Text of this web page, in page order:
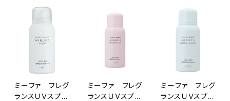
ミーファ フレグ
ランスＵＶスプレ
ミーファ フレグ
ランスＵＶスプレ
ミーファ フレグ
ランスＵＶスプレ